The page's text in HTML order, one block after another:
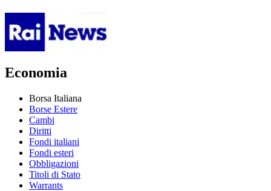
Economia
Borsa Italiana
Borse Estere
Cambi
Diritti
Fondi italiani
Fondi esteri
Obbligazioni
Titoli di Stato
Warrants